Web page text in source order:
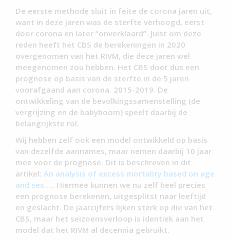
De eerste methode sluit in feite de corona jaren uit,
want in deze jaren was de sterfte verhoogd, eerst
door corona en later “onverklaard”. Juist om deze
reden heeft het CBS de berekeningen in 2020
overgenomen van het RIVM, die deze jaren wel
meegenomen zou hebben. Het CBS doet dus een
prognose op basis van de sterfte in de 5 jaren
voorafgaand aan corona. 2015-2019. De
ontwikkeling van de bevolkingssamenstelling (de
vergrijzing en de babyboom) speelt daarbij de
belangrijkste rol.
Wij hebben zelf ook een model ontwikkeld op basis
van dezelfde aannames, maar nemen daarbij 10 jaar
mee voor de prognose. Dit is beschreven in dit
artikel: An analysis of excess mortality based on age
and sex….. Hiermee kunnen we nu zelf heel precies
een prognose berekenen, uitgesplitst naar leeftijd
en geslacht. De jaarcijfers lijken sterk op die van het
CBS, maar het seizoensverloop is identiek aan het
model dat het RIVM al decennia gebruikt.